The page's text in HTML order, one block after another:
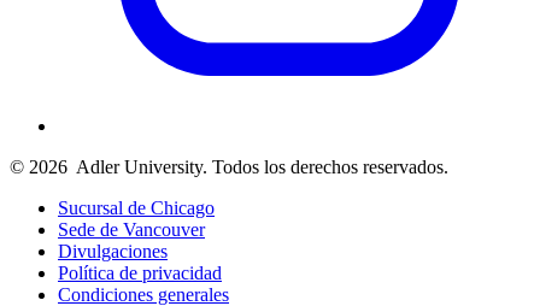
© 2026 Adler University. Todos los derechos reservados.
Sucursal de Chicago
Sede de Vancouver
Divulgaciones
Política de privacidad
Condiciones generales